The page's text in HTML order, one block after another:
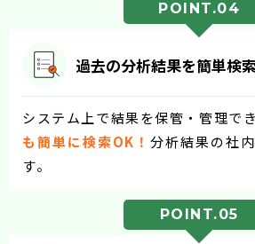
POINT.04
過去の分析結果を簡単検
システム上で結果を保管・管理で
も簡単に検索OK！分析結果の社
す。
POINT.05